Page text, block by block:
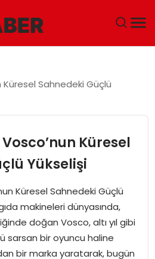
Küresel Sahnedeki Güçlü
Küresel
Yükselişi
Küresel Sahnedeki Güçlü
makineleri dünyasında,
doğan Vosco, altı yıl gibi
sarsan bir oyuncu haline
bir marka yaratarak, bugün